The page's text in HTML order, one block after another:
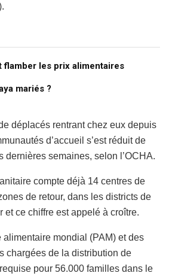
les prix alimentaires
mariés ?
déplacés rentrant chez eux depuis
d’accueil s’est réduit de
dernières semaines, selon l’OCHA.
compte déjà 14 centres de
de retour, dans les districts de
et ce chiffre est appelé à croître.
alimentaire mondial (PAM) et des
chargées de la distribution de
pour 56.000 familles dans le